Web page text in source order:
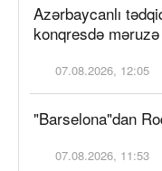
Azərbaycanlı
konqresdə məruzə
07.08.2026, 12:05
"Barselona"dan
07.08.2026, 11:53